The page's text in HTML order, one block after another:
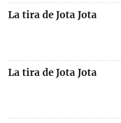
La tira de Jota Jota
La tira de Jota Jota